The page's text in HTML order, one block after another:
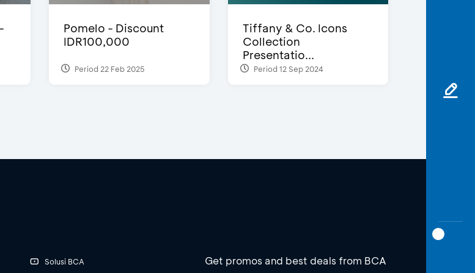
Pomelo - Discount
IDR100,000
Period 22 Feb 2025
Tiffany & Co. Icons
Collection
Presentatio...
Period 12 Sep 2024
Solusi BCA Get promos and best deals from BCA